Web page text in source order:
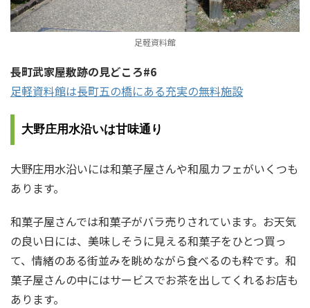
足軽資料館
長町武家屋敷跡の見どころ#6
足軽資料館は長町五の橋にある充実の無料施設
大野庄用水沿いは甘味通り
大野庄用水沿いには和菓子屋さんや和風カフェがいくつも
あります。
和菓子屋さんでは和菓子がバラ売りされています。お天気
の良い日には、美味しそうに見える和菓子をひとつ買っ
て、情緒のある街並みを眺めながら食べるのも粋です。和
菓子屋さんの中にはサービスでお茶を出してくれるお店も
あります。